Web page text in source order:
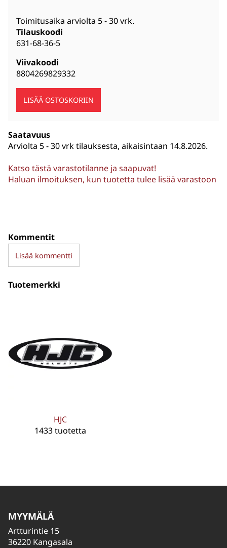
Toimitusaika arviolta 5 - 30 vrk.
Tilauskoodi
631-68-36-5
Viivakoodi
8804269829332
Saatavuus
Arviolta 5 - 30 vrk tilauksesta, aikaisintaan 14.8.2026.
Katso tästä varastotilanne ja saapuvat!
Haluan ilmoituksen, kun tuotetta tulee lisää varastoon
Kommentit
Lisää kommentti
Tuotemerkki
HJC
1433 tuotetta
MYYMÄLÄ
Artturintie 15
36220 Kangasala